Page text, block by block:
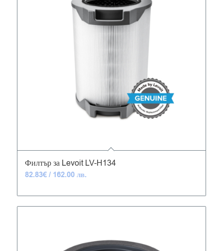
5.00
Филтър за Levoit LV-H134
82.83€/ 162.00 лв.